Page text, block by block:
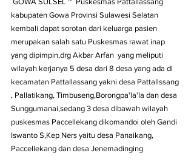
kabupaten Gowa Provinsi Sulawesi Selatan
kembali dapat sorotan dari keluarga pasien
merupakan salah satu Puskesmas rawat inap
yang dipimpin,drg Akbar Arfan  yang meliputi
wilayah kerjanya 5 desa dari 8 desa yang ada di
kecamatan Pattallassang yakni desa Pattallssang
, Pallatikang, Timbuseng,Borongpa'la'la dan desa
Sunggumanai,sedang 3 desa dibawah wilayah
puskesmas Paccellekang dikomandoi oleh Gandi
Iswanto S,Kep Ners yaitu desa Panaikang,
Paccellekang dan desa Jenemadinging